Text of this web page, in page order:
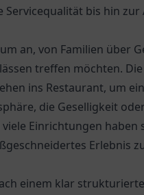
bis hin
an, von Familien über
treffen möchten.
ins Restaurant, um
die Geselligkeit
Einrichtungen
Erlebnis
einem klar